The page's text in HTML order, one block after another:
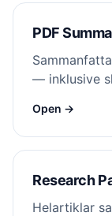
PDF
— inklusive
Open →
Research
Helartiklar